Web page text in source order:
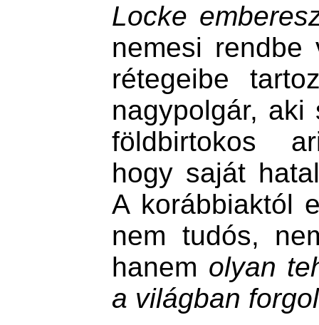
Locke
nemesi
rétegeibe
nagypolgár,
földbirtokos
hogy saját
A korábbiaktól
nem tudós,
hanem olyan
a világban